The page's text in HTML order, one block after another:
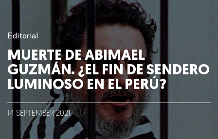
Nosotros
Clientes
Lo que hacemos
Blog
Editorial
MUERTE DE ABIMAEL
GUZMÁN. ¿EL FIN DE SENDERO
LUMINOSO EN EL PERÚ?
14 SEPTEMBER 2021